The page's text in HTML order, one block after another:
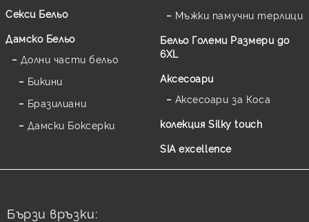
Секси Бельо
Дамско Бельо
Долни части бельо
Бикини
Бразилиани
Дамски Боксерки
Мъжки памучни терлици
Бельо Големи Размери до
6XL
Аксесоари
Аксесоари за Коса
колекция Silky touch
SIA excellence
Бързи връзки: